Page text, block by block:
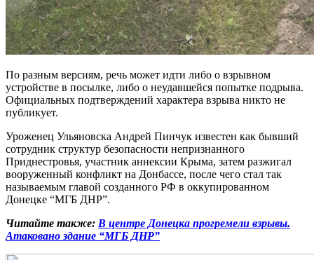
По разным версиям, речь может идти либо о взрывном
устройстве в посылке, либо о неудавшейся попытке подрыва.
Официальных подтверждений характера взрыва никто не
публикует.
Уроженец Ульяновска Андрей Пинчук известен как бывший
сотрудник структур безопасности непризнанного
Приднестровья, участник аннексии Крыма, затем разжигал
вооруженный конфликт на Донбассе, после чего стал так
называемым главой созданного РФ в оккупированном
Донецке “МГБ ДНР”.
Читайте также: В центре Донецка прогремели взрывы.
Атаковано здание “МГБ ДНР”